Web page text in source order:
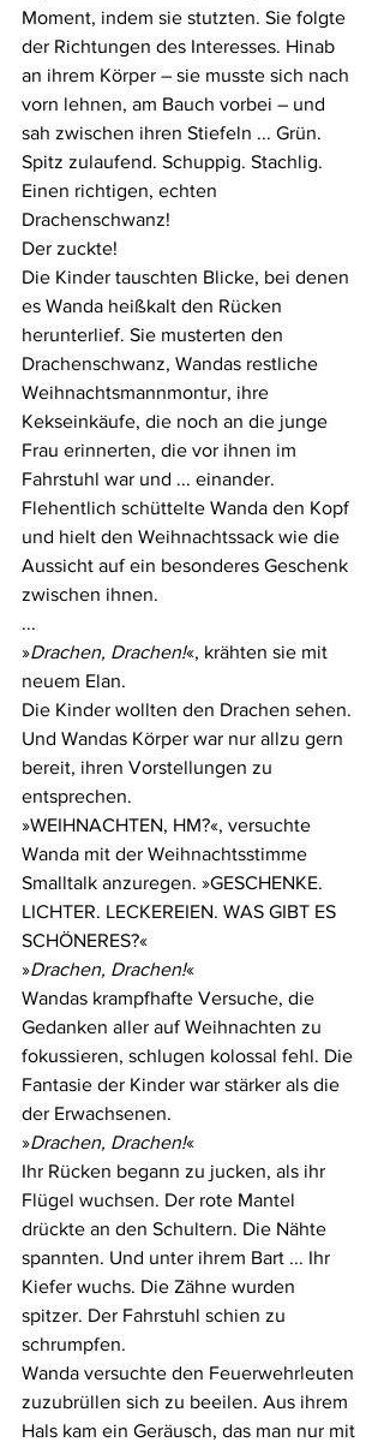
Moment, indem sie stutzten. Sie folgte
der Richtungen des Interesses. Hinab
an ihrem Körper – sie musste sich nach
vorn lehnen, am Bauch vorbei – und
sah zwischen ihren Stiefeln ... Grün.
Spitz zulaufend. Schuppig. Stachlig.
Einen richtigen, echten
Drachenschwanz!
Der zuckte!
Die Kinder tauschten Blicke, bei denen
es Wanda heißkalt den Rücken
herunterlief. Sie musterten den
Drachenschwanz, Wandas restliche
Weihnachtsmannmontur, ihre
Kekseinkäufe, die noch an die junge
Frau erinnerten, die vor ihnen im
Fahrstuhl war und ... einander.
Flehentlich schüttelte Wanda den Kopf
und hielt den Weihnachtssack wie die
Aussicht auf ein besonderes Geschenk
zwischen ihnen.
...
»Drachen, Drachen!«, krähten sie mit
neuem Elan.
Die Kinder wollten den Drachen sehen.
Und Wandas Körper war nur allzu gern
bereit, ihren Vorstellungen zu
entsprechen.
»WEIHNACHTEN, HM?«, versuchte
Wanda mit der Weihnachtsstimme
Smalltalk anzuregen. »GESCHENKE.
LICHTER. LECKEREIEN. WAS GIBT ES
SCHÖNERES?«
»Drachen, Drachen!«
Wandas krampfhafte Versuche, die
Gedanken aller auf Weihnachten zu
fokussieren, schlugen kolossal fehl. Die
Fantasie der Kinder war stärker als die
der Erwachsenen.
»Drachen, Drachen!«
Ihr Rücken begann zu jucken, als ihr
Flügel wuchsen. Der rote Mantel
drückte an den Schultern. Die Nähte
spannten. Und unter ihrem Bart ... Ihr
Kiefer wuchs. Die Zähne wurden
spitzer. Der Fahrstuhl schien zu
schrumpfen.
Wanda versuchte den Feuerwehrleuten
zuzubrüllen sich zu beeilen. Aus ihrem
Hals kam ein Geräusch, das man nur mit